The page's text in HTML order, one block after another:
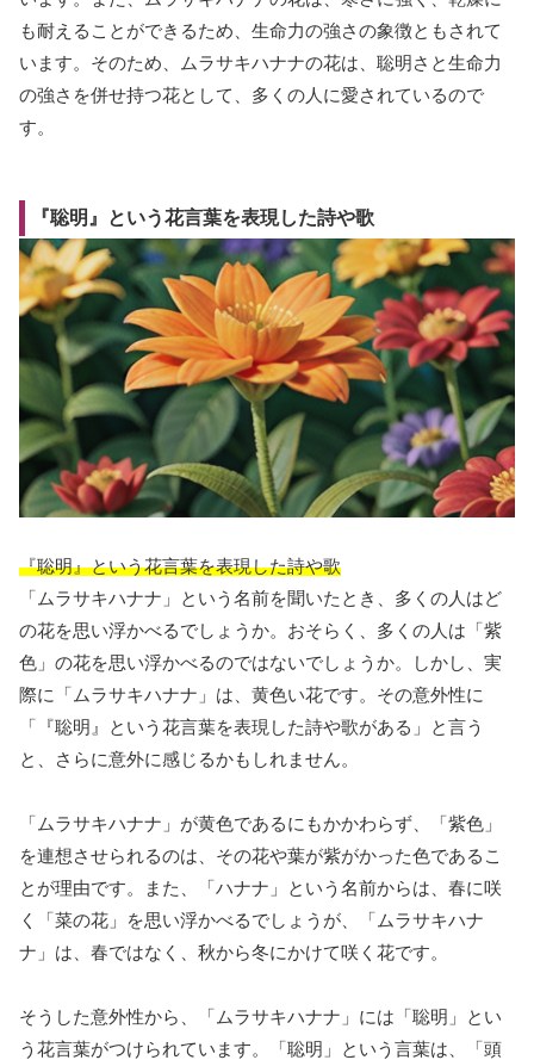
も耐えることができるため、生命力の強さの象徴ともされて
います。そのため、ムラサキハナナの花は、聡明さと生命力
の強さを併せ持つ花として、多くの人に愛されているので
す。
『聡明』という花言葉を表現した詩や歌
『聡明』という花言葉を表現した詩や歌
「ムラサキハナナ」という名前を聞いたとき、多くの人はど
の花を思い浮かべるでしょうか。おそらく、多くの人は「紫
色」の花を思い浮かべるのではないでしょうか。しかし、実
際に「ムラサキハナナ」は、黄色い花です。その意外性に
「『聡明』という花言葉を表現した詩や歌がある」と言う
と、さらに意外に感じるかもしれません。
「ムラサキハナナ」が黄色であるにもかかわらず、「紫色」
を連想させられるのは、その花や葉が紫がかった色であるこ
とが理由です。また、「ハナナ」という名前からは、春に咲
く「菜の花」を思い浮かべるでしょうが、「ムラサキハナ
ナ」は、春ではなく、秋から冬にかけて咲く花です。
そうした意外性から、「ムラサキハナナ」には「聡明」とい
う花言葉がつけられています。「聡明」という言葉は、「頭